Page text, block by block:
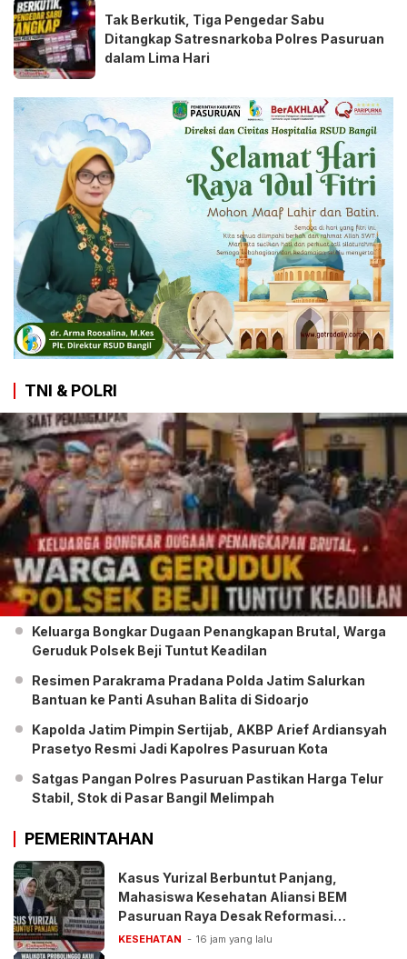
Tak Berkutik, Tiga Pengedar Sabu
Ditangkap Satresnarkoba Polres Pasuruan
dalam Lima Hari
TNI & POLRI
Keluarga Bongkar Dugaan Penangkapan Brutal, Warga
Geruduk Polsek Beji Tuntut Keadilan
Resimen Parakrama Pradana Polda Jatim Salurkan
Bantuan ke Panti Asuhan Balita di Sidoarjo
Kapolda Jatim Pimpin Sertijab, AKBP Arief Ardiansyah
Prasetyo Resmi Jadi Kapolres Pasuruan Kota
Satgas Pangan Polres Pasuruan Pastikan Harga Telur
Stabil, Stok di Pasar Bangil Melimpah
PEMERINTAHAN
Kasus Yurizal Berbuntut Panjang,
Mahasiswa Kesehatan Aliansi BEM
Pasuruan Raya Desak Reformasi
Pelayanan BPJS
KESEHATAN 16 jam yang lalu